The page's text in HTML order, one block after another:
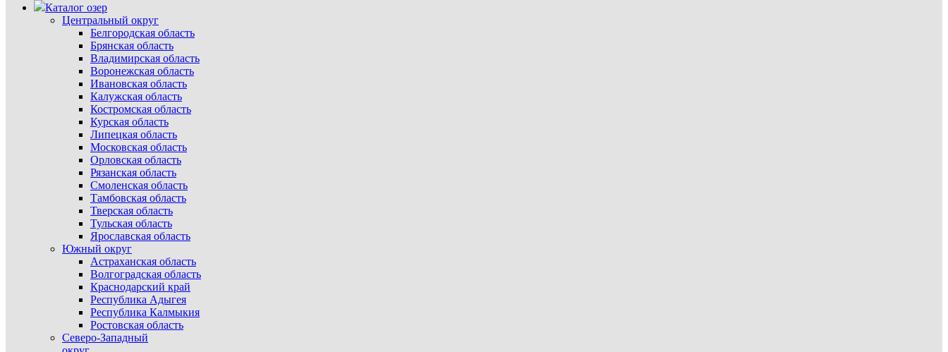
Каталог озер
Центральный округ
Белгородская область
Брянская область
Владимирская область
Воронежская область
Ивановская область
Калужская область
Костромская область
Курская область
Липецкая область
Московская область
Орловская область
Рязанская область
Смоленская область
Тамбовская область
Тверская область
Тульская область
Ярославская область
Южный округ
Астраханская область
Волгоградская область
Краснодарский край
Республика Адыгея
Республика Калмыкия
Ростовская область
Северо-Западный